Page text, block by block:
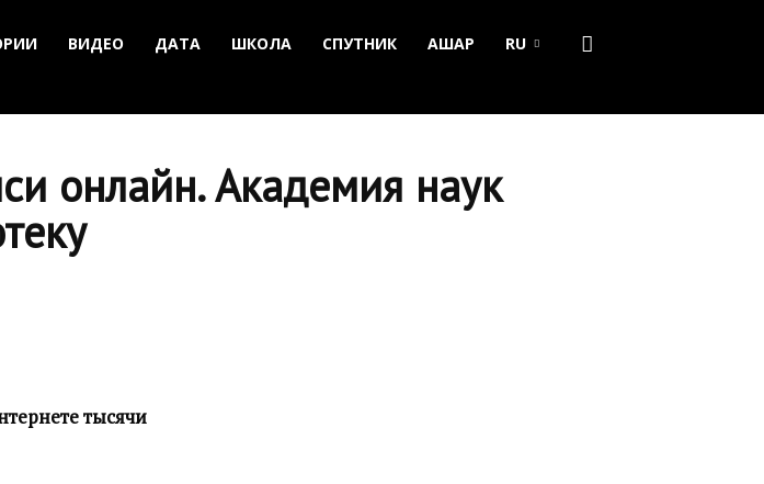
ВИДЕО ДАТА ШКОЛА СПУТНИК АШАР RU
онлайн. Академия наук
тысячи